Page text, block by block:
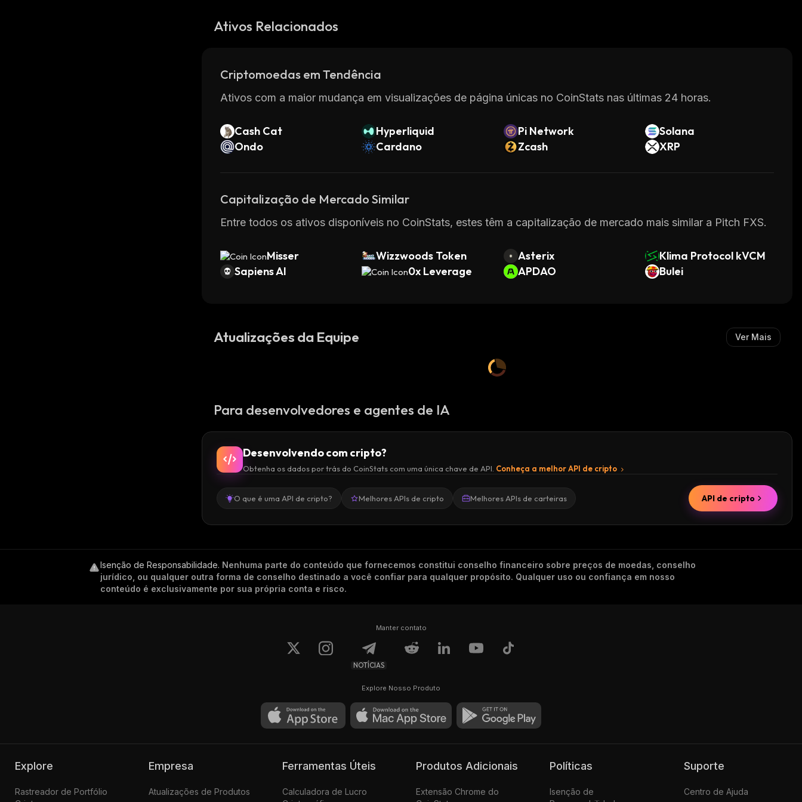
Ativos Relacionados
Criptomoedas em Tendência
Ativos com a maior mudança em visualizações de página únicas no CoinStats nas últimas 24 horas.
Cash Cat Hyperliquid Pi Network
Solana
Ondo
Cardano Zcash XRP
Capitalização de Mercado Similar
Entre todos os ativos disponíveis no CoinStats, estes têm a capitalização de mercado mais similar a Pitch FXS.
Misser Wizzwoods Token Asterix
Klima Protocol kVCM
Sapiens AI
0x Leverage APDAO Bulei
Atualizações da Equipe Ver Mais
Para desenvolvedores e agentes de IA
Desenvolvendo com cripto?
Obtenha os dados por trás do CoinStats com uma única chave de API. Conheça a melhor API de cripto
O que é uma API de cripto? Melhores APIs de cripto Melhores APIs de carteiras API de cripto
Isenção de Responsabilidade. Nenhuma parte do conteúdo que fornecemos constitui conselho financeiro sobre preços de moedas, conselho
jurídico, ou qualquer outra forma de conselho destinado a você confiar para qualquer propósito. Qualquer uso ou confiança em nosso
conteúdo é exclusivamente por sua própria conta e risco.
Manter contato
NOTÍCIAS
Explore Nosso Produto
Explore
Rastreador de Portfólio
Empresa
Atualizações de Produtos
Ferramentas Úteis
Calculadora de Lucro
Produtos Adicionais
Extensão Chrome do
Políticas
Isenção de
Suporte
Centro de Ajuda